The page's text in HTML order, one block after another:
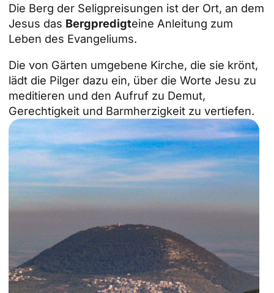
Die Berg der Seligpreisungen ist der Ort, an dem
Jesus das Bergpredigteine Anleitung zum
Leben des Evangeliums.
Die von Gärten umgebene Kirche, die sie krönt,
lädt die Pilger dazu ein, über die Worte Jesu zu
meditieren und den Aufruf zu Demut,
Gerechtigkeit und Barmherzigkeit zu vertiefen.